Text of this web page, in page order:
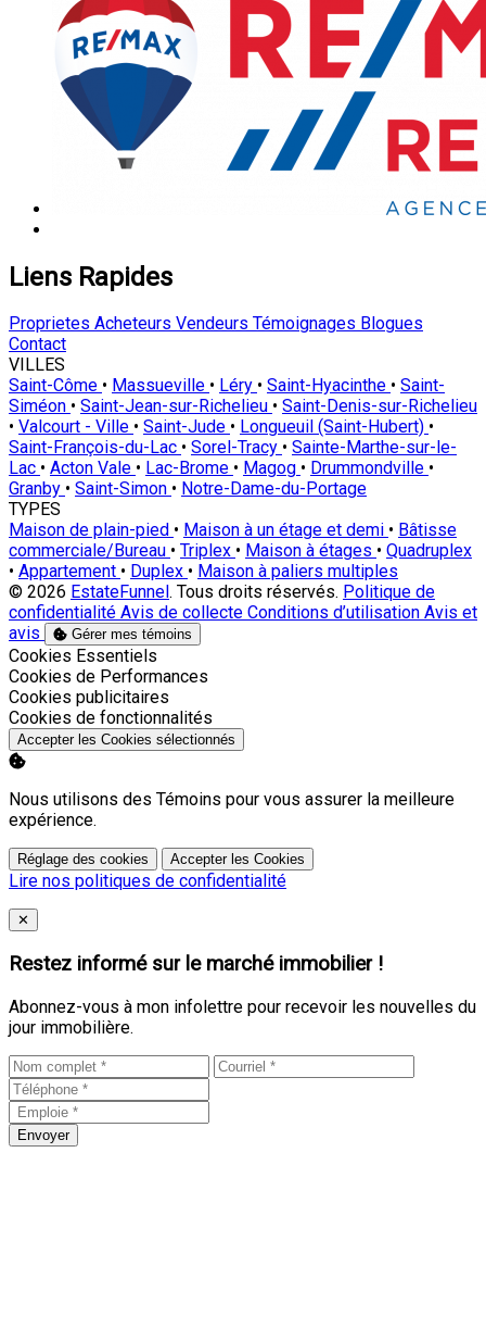
Liens Rapides
Proprietes Acheteurs Vendeurs Témoignages Blogues
Contact
VILLES
Saint-Côme • Massueville • Léry • Saint-Hyacinthe • Saint-
Siméon • Saint-Jean-sur-Richelieu • Saint-Denis-sur-Richelieu
• Valcourt - Ville • Saint-Jude • Longueuil (Saint-Hubert) •
Saint-François-du-Lac • Sorel-Tracy • Sainte-Marthe-sur-le-
Lac • Acton Vale • Lac-Brome • Magog • Drummondville •
Granby • Saint-Simon • Notre-Dame-du-Portage
TYPES
Maison de plain-pied • Maison à un étage et demi • Bâtisse
commerciale/Bureau • Triplex • Maison à étages • Quadruplex
• Appartement • Duplex • Maison à paliers multiples
© 2026 EstateFunnel . Tous droits réservés. Politique de
confidentialité Avis de collecte Conditions d’utilisation Avis et
avis
Gérer mes témoins
Activer
Cookies Essentiels
Activer
Cookies de Performances
Activer
Cookies publicitaires
Activer
Cookies de fonctionnalités
Accepter les Cookies sélectionnés
Nous utilisons des Témoins pour vous assurer la meilleure
expérience.
Réglage des cookies Accepter les Cookies
Lire nos politiques de confidentialité
Close
✕
Restez informé sur le marché immobilier !
Abonnez-vous à mon infolettre pour recevoir les nouvelles du
jour immobilière.
Envoyer